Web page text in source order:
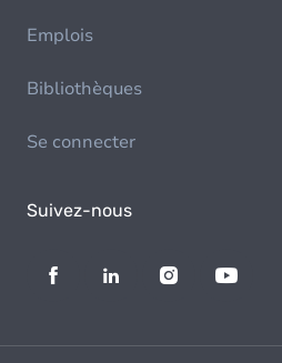
Emplois
Bibliothèques
Se connecter
Suivez-nous